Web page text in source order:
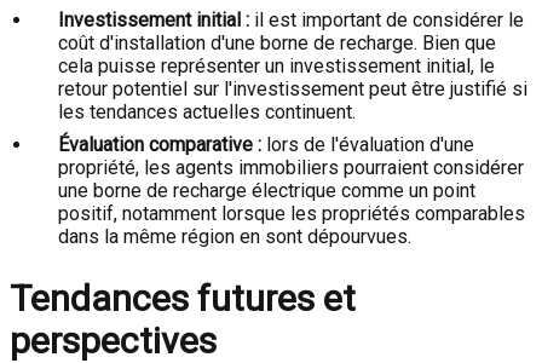
Investissement initial : il est important de considérer le
coût d'installation d'une borne de recharge. Bien que
cela puisse représenter un investissement initial, le
retour potentiel sur l'investissement peut être justifié si
les tendances actuelles continuent.
Évaluation comparative : lors de l'évaluation d'une
propriété, les agents immobiliers pourraient considérer
une borne de recharge électrique comme un point
positif, notamment lorsque les propriétés comparables
dans la même région en sont dépourvues.
Tendances futures et
perspectives